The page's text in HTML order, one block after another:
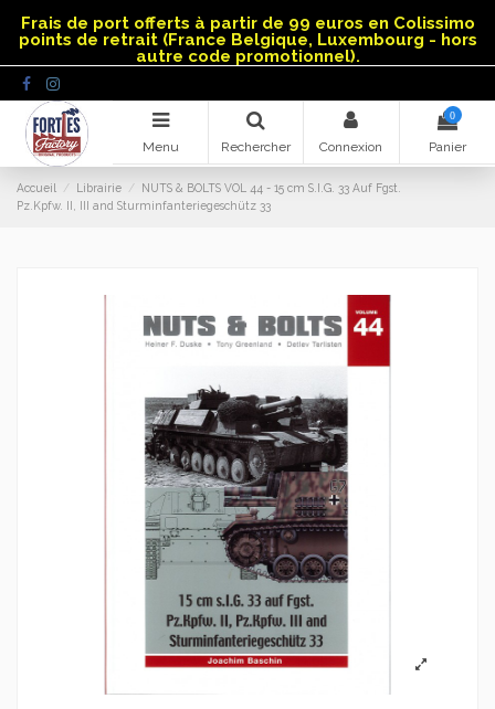
Frais de port offerts à partir de 99 euros en Colissimo
points de retrait (France Belgique, Luxembourg - hors
autre code promotionnel).
Menu Rechercher Connexion
0
Panier
Accueil Librairie
NUTS & BOLTS VOL 44 - 15 cm S.I.G. 33 Auf Fgst.
Pz.Kpfw. II, III and Sturminfanteriegeschütz 33